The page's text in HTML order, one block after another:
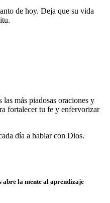
de hoy. Deja que su vida
las más piadosas oraciones y
fortalecer tu fe y enfervorizar
día a hablar con Dios.
abre la mente al aprendizaje